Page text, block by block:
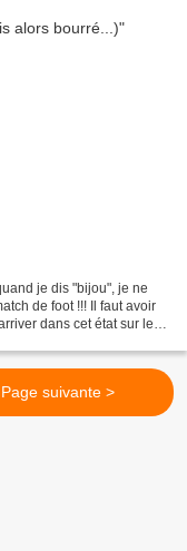
je dis "bijou", je ne
de foot !!! Il faut avoir
dans cet état sur le
Page suivante >